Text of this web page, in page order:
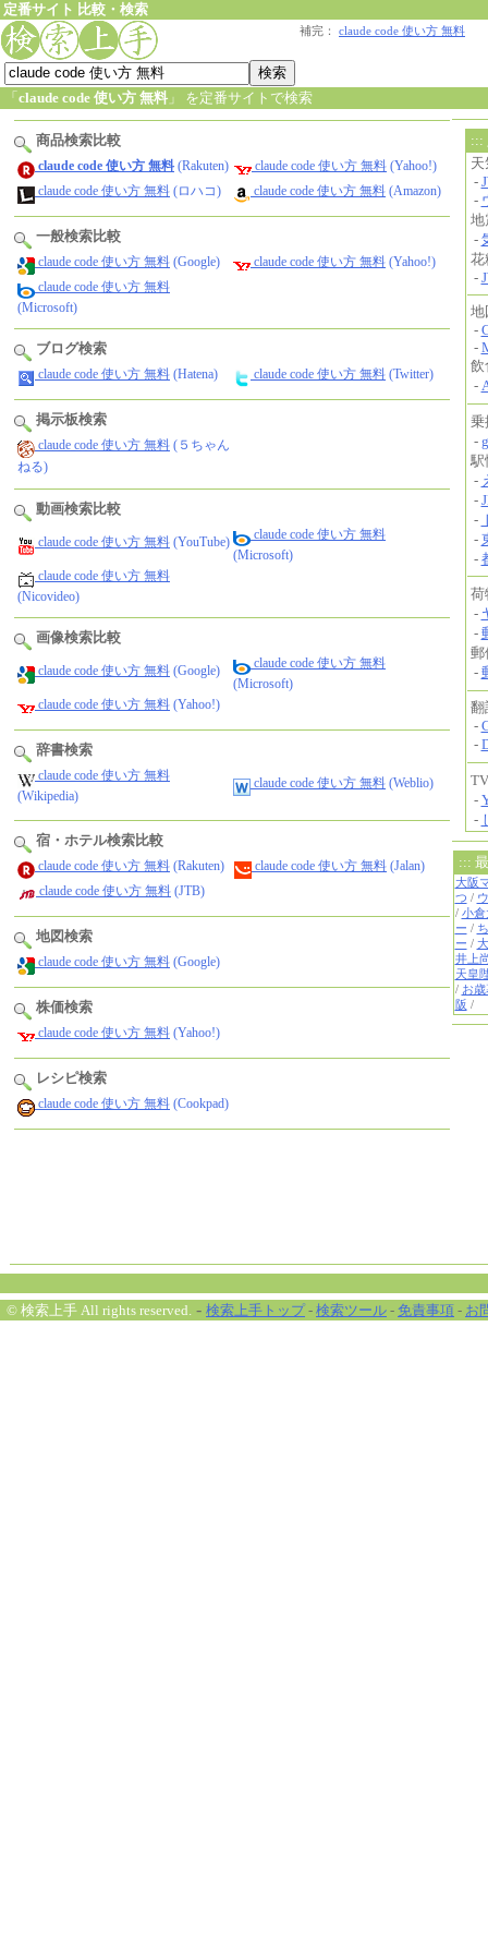
定番サイト 比較・検索
補完： claude code 使い方 無料
「 claude code 使い方 無料 」 を定番サイトで検索
商品検索比較
claude code 使い方 無料 (Rakuten) claude code 使い方 無料 (Yahoo!)
claude code 使い方 無料 (ロハコ) claude code 使い方 無料 (Amazon)
一般検索比較
claude code 使い方 無料 (Google) claude code 使い方 無料 (Yahoo!)
claude code 使い方 無料
(Microsoft)
ブログ検索
claude code 使い方 無料 (Hatena) claude code 使い方 無料 (Twitter)
掲示板検索
claude code 使い方 無料 (５ちゃん
ねる)
動画検索比較
claude code 使い方 無料 (YouTube)
claude code 使い方 無料
(Microsoft)
claude code 使い方 無料
(Nicovideo)
画像検索比較
claude code 使い方 無料 (Google)
claude code 使い方 無料
(Microsoft)
claude code 使い方 無料 (Yahoo!)
辞書検索
claude code 使い方 無料
(Wikipedia)
claude code 使い方 無料 (Weblio)
宿・ホテル検索比較
claude code 使い方 無料 (Rakuten) claude code 使い方 無料 (Jalan)
claude code 使い方 無料 (JTB)
地図検索
claude code 使い方 無料 (Google)
株価検索
claude code 使い方 無料 (Yahoo!)
レシピ検索
claude code 使い方 無料 (Cookpad)
© 検索上手 All rights reserved. - 検索上手トップ- 検索ツール - 免責事項 - お